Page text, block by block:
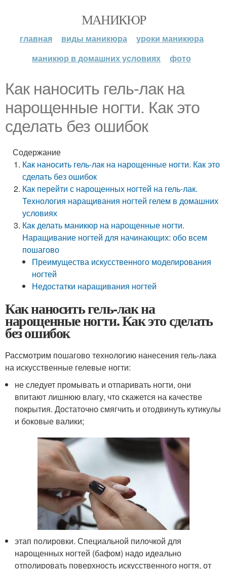
МАНИКЮР
главная виды маникюра
уроки маникюра
маникюр в домашних условиях
фото
Как наносить гель-лак на
нарощенные ногти. Как это
сделать без ошибок
Содержание
Как наносить гель-лак на нарощенные ногти. Как это
сделать без ошибок
Как перейти с нарощенных ногтей на гель-лак.
Технология наращивания ногтей гелем в домашних
условиях
Как делать маникюр на нарощенные ногти.
Наращивание ногтей для начинающих: обо всем
пошагово
Преимущества искусственного моделирования
ногтей
Недостатки наращивания ногтей
Как наносить гель-лак на
нарощенные ногти. Как это сделать
без ошибок
Рассмотрим пошагово технологию нанесения гель-лака
на искусственные гелевые ногти:
не следует промывать и отпаривать ногти, они
впитают лишнюю влагу, что скажется на качестве
покрытия. Достаточно смягчить и отодвинуть кутикулы
и боковые валики;
этап полировки. Специальной пилочкой для
нарощенных ногтей (бафом) надо идеально
отполировать поверхность искусственного ногтя, от